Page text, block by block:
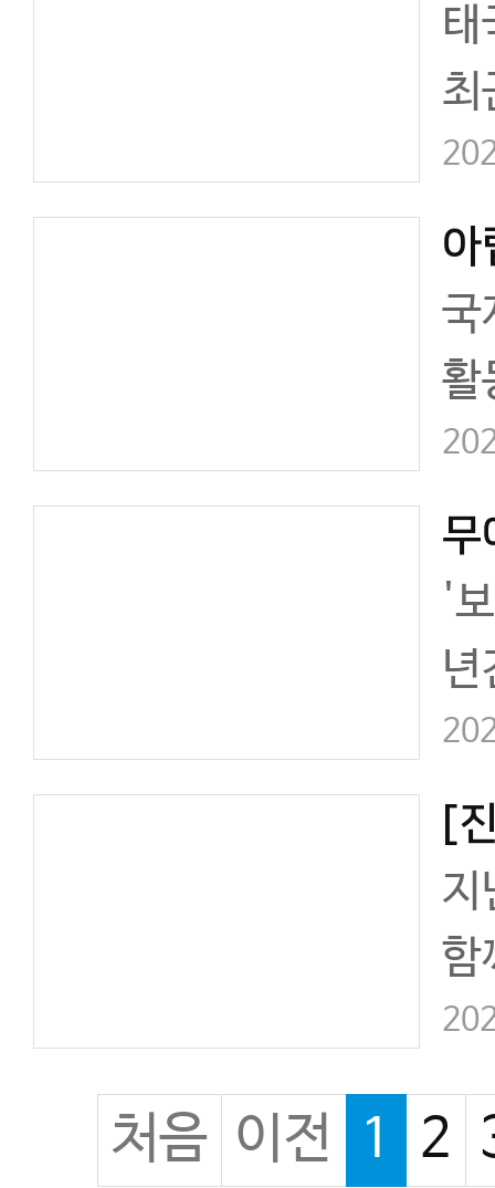
태
최
갈
이
국
활
협
'
년
해
이
석
지
함
리
통
제
처음 이전 1 2